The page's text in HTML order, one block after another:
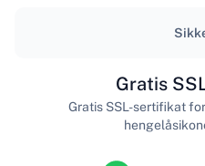
Gratis
Gratis SSL-sertifikat